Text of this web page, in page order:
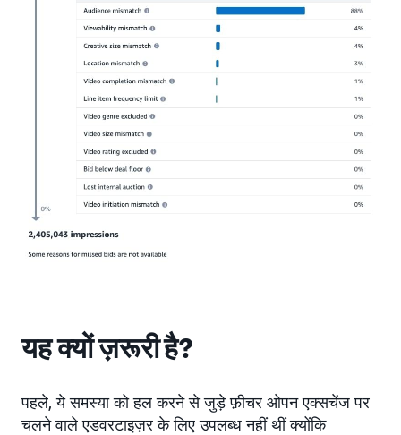
यह क्यों ज़रूरी है?
पहले, ये समस्या को हल करने से जुड़े फ़ीचर ओपन एक्सचेंज पर
चलने वाले एडवरटाइज़र के लिए उपलब्ध नहीं थीं क्योंकि